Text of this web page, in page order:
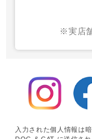
※実店
入力された個人情報は